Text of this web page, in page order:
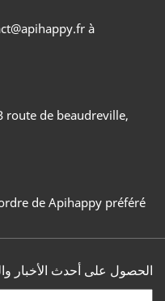
à
route de beaudreville,
de Apihappy préféré
الحصول على أحدث الأخبار